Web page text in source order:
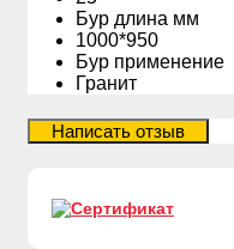
Бур длина мм
1000*950
Бур применение
Гранит